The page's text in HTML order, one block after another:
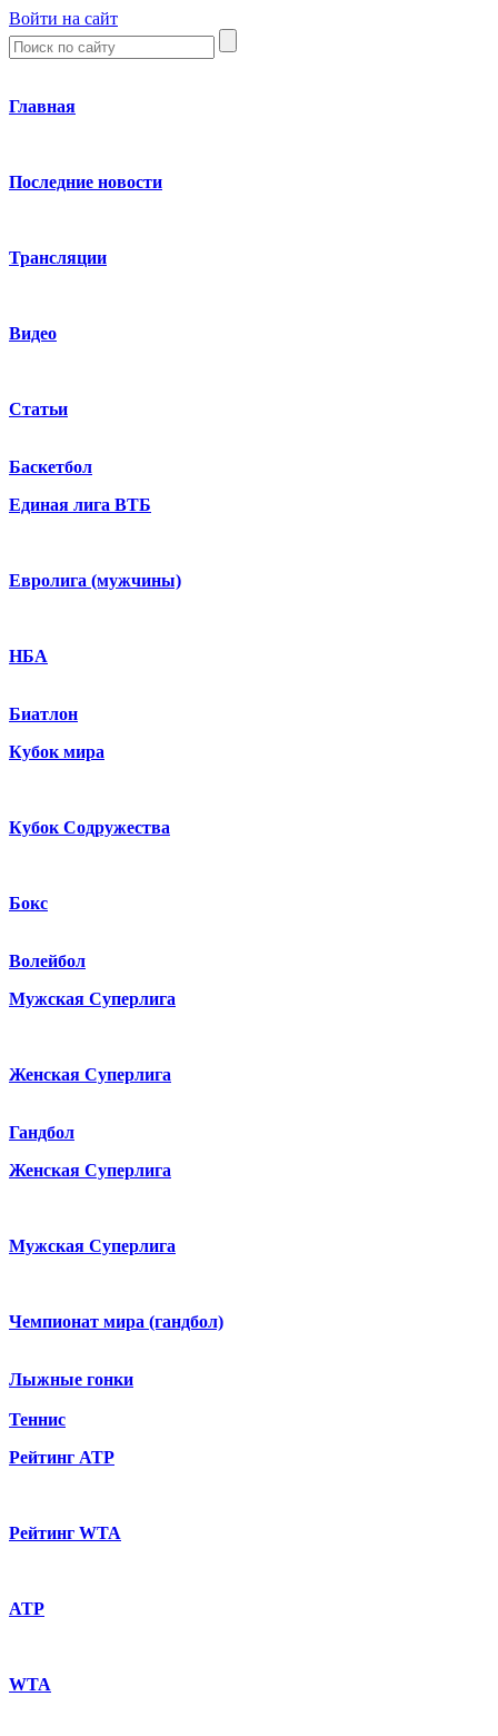
Войти на сайт
Главная
Последние новости
Трансляции
Видео
Статьи
Баскетбол
Единая лига ВТБ
Евролига (мужчины)
НБА
Биатлон
Кубок мира
Кубок Содружества
Бокс
Волейбол
Мужская Суперлига
Женская Суперлига
Гандбол
Женская Суперлига
Мужская Суперлига
Чемпионат мира (гандбол)
Лыжные гонки
Теннис
Рейтинг ATP
Рейтинг WTA
ATP
WTA